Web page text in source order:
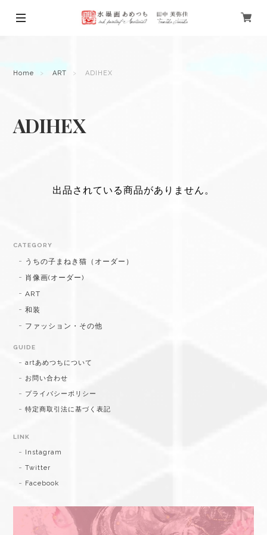
Home ART ADIHEX
ADIHEX
出品されている商品がありません。
CATEGORY
うちの子まねき猫（オーダー）
肖像画(オーダー)
ART
和装
ファッション・その他
GUIDE
artあめつちについて
お問い合わせ
プライバシーポリシー
特定商取引法に基づく表記
LINK
Instagram
Twitter
Facebook